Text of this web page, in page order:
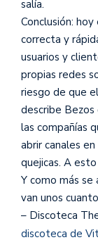
salía.
Conclusión:
correcta y
usuarios y
propias redes
riesgo de que
describe Bezos
las compañías
abrir canales
quejicas. A
Y como más se
van unos
– Discoteca
discoteca de